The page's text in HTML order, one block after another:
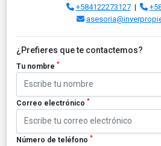
+584122273127|
¿Prefieres que te contactemos?
Tu nombre *
Correo electrónico *
Número de teléfono *